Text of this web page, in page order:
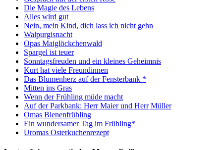
Die Magie des Lebens
Alles wird gut
Nein, mein Kind, dich lass ich nicht gehn
Walpurgisnacht
Opas Maiglöckchenwald
Spargel ist teuer
Sonntagsfreuden und ein kleines Geheimnis
Kurt hat viele Freundinnen
Das Blumenherz auf der Fensterbank *
Mitten ins Gras
Wenn der Frühling müde macht
Auf der Parkbank: Herr Maier und Herr Müller
Omas Bienenfrühling
Ein wundersamer Tag im Frühling*
Uromas Osterkuchenrezept